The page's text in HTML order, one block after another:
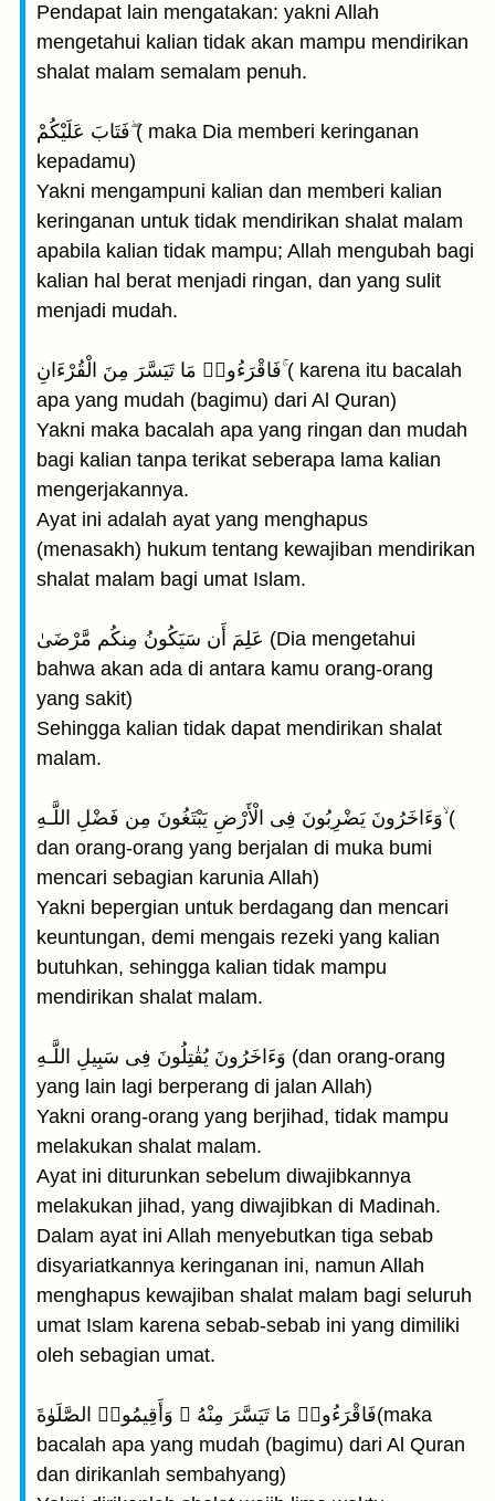
Pendapat lain mengatakan: yakni Allah
mengetahui kalian tidak akan mampu mendirikan
shalat malam semalam penuh.
فَتَابَ عَلَيْكُمْ ۖ( maka Dia memberi keringanan
kepadamu)
Yakni mengampuni kalian dan memberi kalian
keringanan untuk tidak mendirikan shalat malam
apabila kalian tidak mampu; Allah mengubah bagi
kalian hal berat menjadi ringan, dan yang sulit
menjadi mudah.
فَاقْرَءُوا۟ مَا تَيَسَّرَ مِنَ الْقُرْءَانِ ۚ( karena itu bacalah
apa yang mudah (bagimu) dari Al Quran)
Yakni maka bacalah apa yang ringan dan mudah
bagi kalian tanpa terikat seberapa lama kalian
mengerjakannya.
Ayat ini adalah ayat yang menghapus
(menasakh) hukum tentang kewajiban mendirikan
shalat malam bagi umat Islam.
عَلِمَ أَن سَيَكُونُ مِنكُم مَّرْضَىٰ (Dia mengetahui
bahwa akan ada di antara kamu orang-orang
yang sakit)
Sehingga kalian tidak dapat mendirikan shalat
malam.
وَءَاخَرُونَ يَضْرِبُونَ فِى الْأَرْضِ يَبْتَغُونَ مِن فَضْلِ اللَّـهِ ۙ(
dan orang-orang yang berjalan di muka bumi
mencari sebagian karunia Allah)
Yakni bepergian untuk berdagang dan mencari
keuntungan, demi mengais rezeki yang kalian
butuhkan, sehingga kalian tidak mampu
mendirikan shalat malam.
وَءَاخَرُونَ يُقٰتِلُونَ فِى سَبِيلِ اللَّـهِ (dan orang-orang
yang lain lagi berperang di jalan Allah)
Yakni orang-orang yang berjihad, tidak mampu
melakukan shalat malam.
Ayat ini diturunkan sebelum diwajibkannya
melakukan jihad, yang diwajibkan di Madinah.
Dalam ayat ini Allah menyebutkan tiga sebab
disyariatkannya keringanan ini, namun Allah
menghapus kewajiban shalat malam bagi seluruh
umat Islam karena sebab-sebab ini yang dimiliki
oleh sebagian umat.
فَاقْرَءُوا۟ مَا تَيَسَّرَ مِنْهُ ۚ وَأَقِيمُوا۟ الصَّلَوٰةَ(maka
bacalah apa yang mudah (bagimu) dari Al Quran
dan dirikanlah sembahyang)